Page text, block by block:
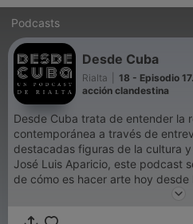
Podcasts
Desde Cuba
Rialta
18 - Episodio
acción clandestina
Desde Cuba trata de entender la
contemporánea a través de
destacadas figuras de la cultura
José Luis Aparicio, este podcast
de cómo es hacer arte hoy desde
los artistas con el Estado; cómo